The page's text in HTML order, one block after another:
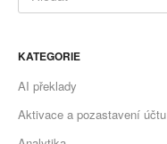
KATEGORIE
AI překlady
Aktivace a pozastavení účtu